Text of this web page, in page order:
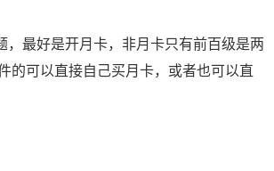
最好是开月卡，非月卡只有前百级是两
的可以直接自己买月卡，或者也可以直